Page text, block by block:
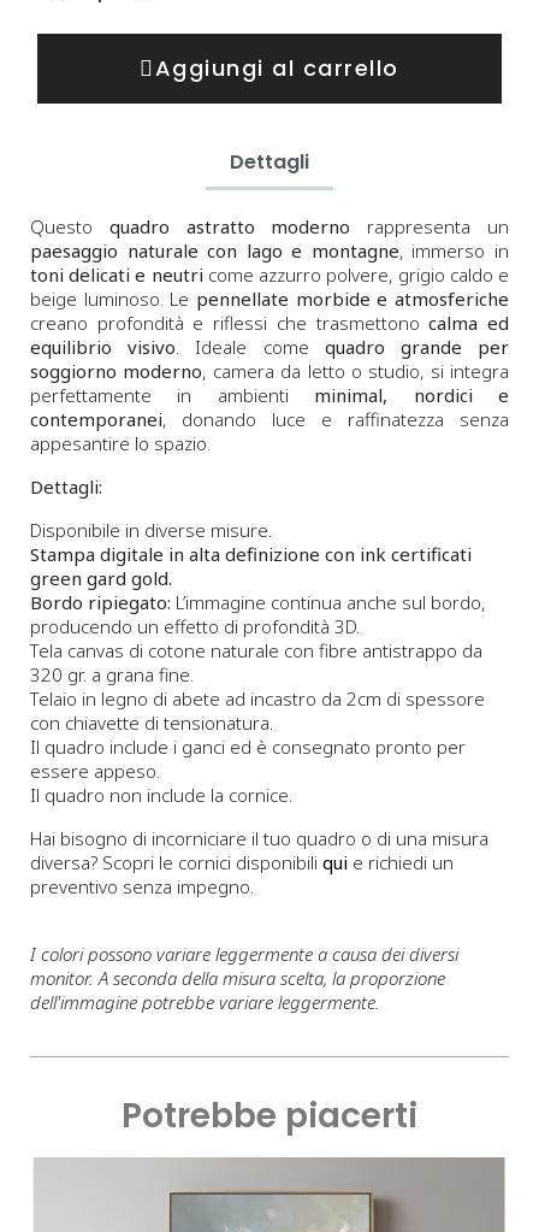
Aggiungi al carrello
Dettagli
Questo quadro astratto moderno rappresenta un
paesaggio naturale con lago e montagne, immerso in
toni delicati e neutri come azzurro polvere, grigio caldo e
beige luminoso. Le pennellate morbide e atmosferiche
creano profondità e riflessi che trasmettonocalma ed
equilibrio visivo . Ideale come quadro grande per
soggiorno moderno, camera da letto o studio, si integra
perfettamente in ambienti minimal, nordici e
contemporanei, donando luce e raffinatezza senza
appesantire lo spazio.
Dettagli:
Disponibile in diverse misure.
Stampa digitale in alta definizione con ink certificati
green gard gold.
Bordo ripiegato: L’immagine continua anche sul bordo,
producendo un effetto di profondità 3D.
Tela canvas di cotone naturale con fibre antistrappo da
320 gr. a grana fine.
Telaio in legno di abete ad incastro da 2cm di spessore
con chiavette di tensionatura.
Il quadro include i ganci ed è consegnato pronto per
essere appeso.
Il quadro non include la cornice.
Hai bisogno di incorniciare il tuo quadro o di una misura
diversa? Scopri le cornici disponibili qui e richiedi un
preventivo senza impegno.
I colori possono variare leggermente a causa dei diversi
monitor. A seconda della misura scelta, la proporzione
dell'immagine potrebbe variare leggermente.
Potrebbe piacerti